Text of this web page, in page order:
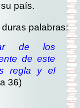
país.
palabras:
de los
de este
regla y el
36)